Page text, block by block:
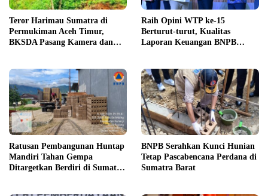
Teror Harimau Sumatra di
Permukiman Aceh Timur,
BKSDA Pasang Kamera dan
Raih Opini WTP ke-15
Berturut-turut, Kualitas
Laporan Keuangan BNPB
Ratusan Pembangunan Huntap
Mandiri Tahan Gempa
Ditargetkan Berdiri di Sumatra
BNPB Serahkan Kunci Hunian
Tetap Pascabencana Perdana di
Sumatra Barat